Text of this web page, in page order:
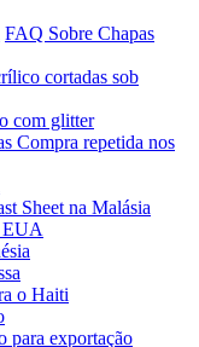
FAQ Sobre Chapas